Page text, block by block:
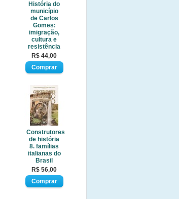
História do
município
de Carlos
Gomes:
imigração,
cultura e
resistência
R$ 44,00
Construtores
de história
8. famílias
italianas do
Brasil
R$ 56,00